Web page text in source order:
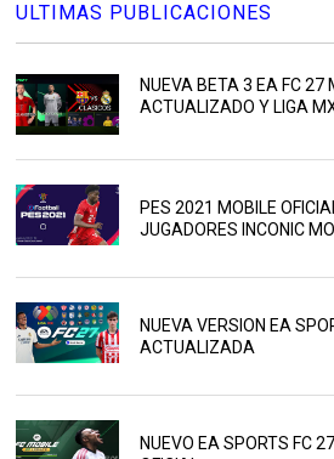
ULTIMAS PUBLICACIONES
NUEVA BETA 3 EA FC 27
ACTUALIZADO Y LIGA
PES 2021 MOBILE
JUGADORES INCONIC
NUEVA VERSION EA
ACTUALIZADA
NUEVO EA SPORTS FC